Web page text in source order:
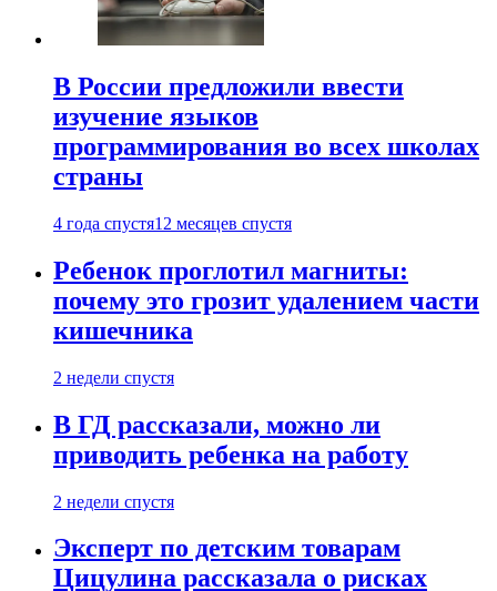
В России предложили ввести
изучение языков
программирования во всех школах
страны
4 года спустя12 месяцев спустя
Ребенок проглотил магниты:
почему это грозит удалением части
кишечника
2 недели спустя
В ГД рассказали, можно ли
приводить ребенка на работу
2 недели спустя
Эксперт по детским товарам
Цицулина рассказала о рисках